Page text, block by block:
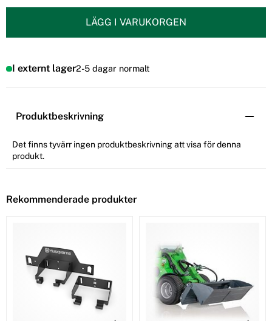
LÄGG I VARUKORGEN
I externt lager2-5 dagar normalt
Produktbeskrivning
Det finns tyvärr ingen produktbeskrivning att visa för denna
produkt.
Rekommenderade produkter